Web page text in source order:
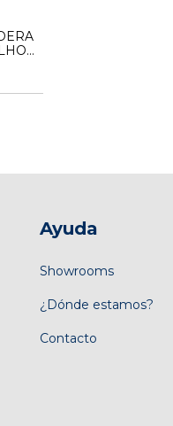
Ayuda
Showrooms
¿Dónde estamos?
Contacto